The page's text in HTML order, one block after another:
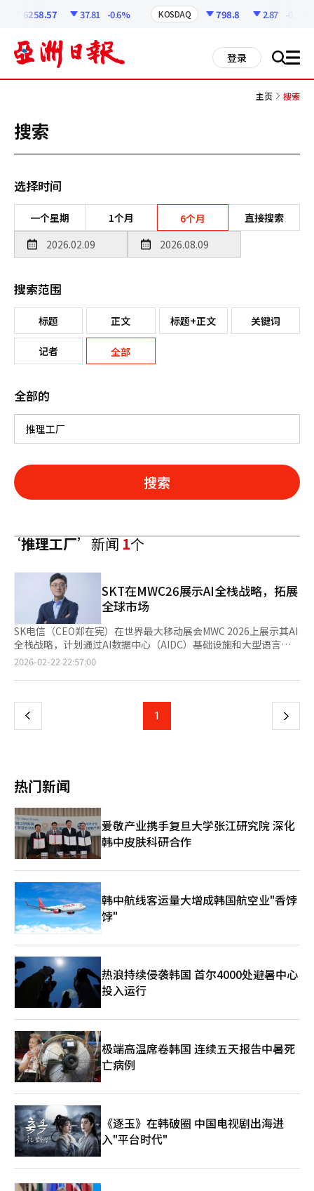
6258.57 37.81 -0.6% KOSDAQ 798.8 2.87 -0.36%
登录 搜 all
主页 搜索
搜索
选择时间
一个星期 1个月 6个月 直接搜索
搜索范围
标题 正文 标题+正文 关键词
记者 全部
全部的
搜索
‘推理工厂’新闻1个
SKT在MWC26展示AI全栈战略，拓展
全球市场
SK电信（CEO郑在宪）在世界最大移动展会MWC 2026上展示其AI
全栈战略，计划通过AI数据中心（AIDC）基础设施和大型语言模
型（LLM）服务，挑战全球科技巨头。SK电信宣布将在3月2日于
无限可能的SKT AI”。此次展览是郑在宪CEO上任后加速AI转型的
山建立的国内最大AIDC和高性能GPU集群“海印”的经验，进军
全球市场。SK电信提供的解决方案包括AI DC基础设施管理器和K-
本效益的需求。◆ '独立AI模型' 2阶段 'A.X K1'，全球LLM竞争SK
电信展示了进入政府“独立AI基础模型”项目第二阶段的“A.X
K1”。该模型拥有5190亿参数，擅长韩语、英语及通信数据。与
OpenAI和谷歌的通用模型不同，A.X K1专为通信公司设计。在物
理AI领域，SK电信展示了数字孪生、机器人训练平台和视觉解决方
案“SynapseGo”，展示AI在制造和物流等实物产业的应用。业
内分析认为，MWC将加强SK电信主导的全球电信AI联盟（GTAA）
的凝聚力，并扩大其影响力。SK电信与德国电信、新加坡电信和
软银合作，通过此次展览向合作伙伴展示其AI全栈解决方案。SK电
信的AI-RAN技术和6G网络发展方向展示了其在通信和AI结合领域
的技术领导力。郑在宪CEO将在现场与全球通信公司和科技巨头高
管会面，推动AI销售。他表示：“此次MWC是展示SKT如何将通信
基础的AI技术转化为实际业务的平台，我们将通过全栈竞争力提升
罗那发出的“K-AI”信号如何影响全球AI市场。※ 本报道经人工智
能（AI）系统翻译与编辑。
2026-02-22 22:57:00
上
页
1 下
热门新闻
爱敬产业携手复旦大学张江研究院 深化
韩中皮肤科研合作
韩中航线客运量大增成韩国航空业"香饽
饽"
热浪持续侵袭韩国 首尔4000处避暑中心
投入运行
极端高温席卷韩国 连续五天报告中暑死
亡病例
《逐玉》在韩破圈 中国电视剧出海进
入"平台时代"